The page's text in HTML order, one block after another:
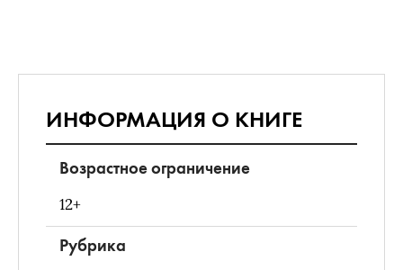
ИНФОРМАЦИЯ О КНИГЕ
Возрастное ограничение
12+
Рубрика